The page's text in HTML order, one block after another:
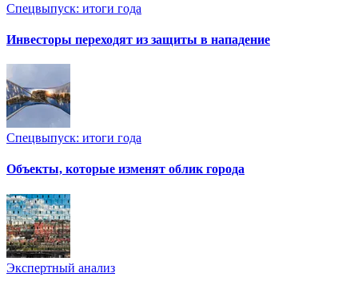
Спецвыпуск: итоги года
Инвесторы переходят из защиты в нападение
Спецвыпуск: итоги года
Объекты, которые изменят облик города
Экспертный анализ